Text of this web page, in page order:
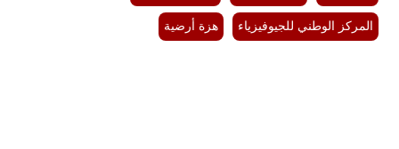
المركز الوطني للجيوفيزياء هزة أرضية